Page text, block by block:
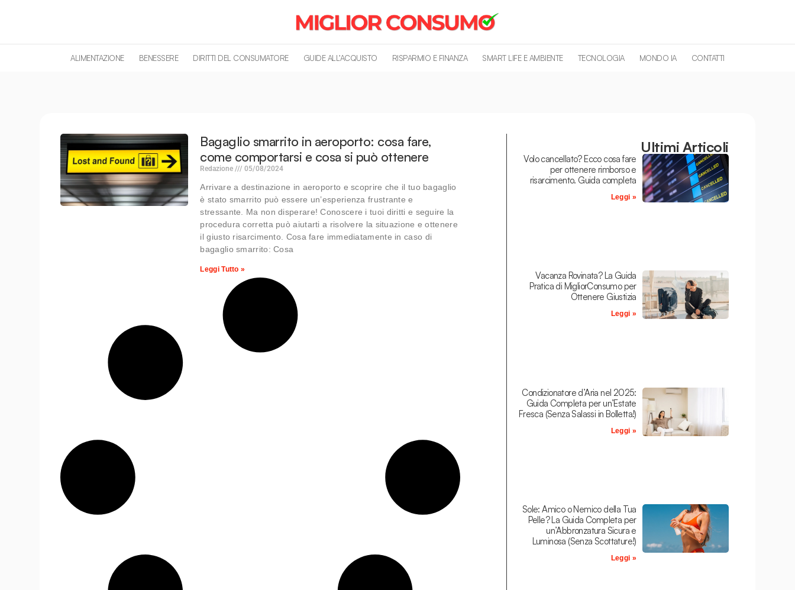
ALIMENTAZIONE BENESSERE DIRITTI DEL CONSUMATORE GUIDE ALL’ACQUISTO RISPARMIO E FINANZA SMART LIFE E AMBIENTE TECNOLOGIA MONDO IA CONTATTI
Bagaglio smarrito in aeroporto: cosa fare,
come comportarsi e cosa si può ottenere
Redazione 05/08/2024
Arrivare a destinazione in aeroporto e scoprire che il tuo bagaglio
è stato smarrito può essere un’esperienza frustrante e
stressante. Ma non disperare! Conoscere i tuoi diritti e seguire la
procedura corretta può aiutarti a risolvere la situazione e ottenere
il giusto risarcimento. Cosa fare immediatamente in caso di
bagaglio smarrito: Cosa
Leggi Tutto »
Ultimi Articoli
Volo cancellato? Ecco cosa fare
per ottenere rimborso e
risarcimento. Guida completa
Leggi »
Vacanza Rovinata? La Guida
Pratica di MigliorConsumo per
Ottenere Giustizia
Leggi »
Condizionatore d’Aria nel 2025:
Guida Completa per un’Estate
Fresca (Senza Salassi in Bolletta!)
Leggi »
Sole: Amico o Nemico della Tua
Pelle? La Guida Completa per
un’Abbronzatura Sicura e
Luminosa (Senza Scottature!)
Leggi »